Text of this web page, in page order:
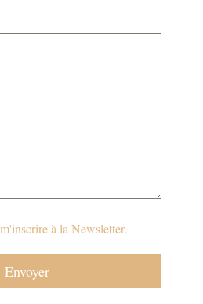
à la Newsletter.